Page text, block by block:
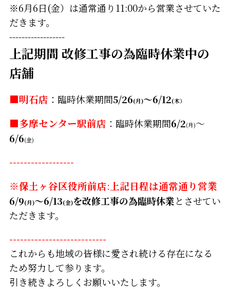
※6月6日(金）は通常通り11:00から営業させていた
だきます。
------------------
上記期間 改修工事の為臨時休業中の
店舗
■明石店 ：臨時休業期間5/26(月)～6/12(木）
■多摩センター駅前店 ：臨時休業期間6/2(月)～
6/6(金)
------------------
※保土ヶ谷区役所前店: 上記日程は通常通り営業
6/9(月)～6/13(金)を改修工事の為臨時休業とさせてい
ただきます。
---------------------------
これからも地域の皆様に愛され続ける存在になる
ため努力して参ります。
引き続きよろしくお願いいたします。